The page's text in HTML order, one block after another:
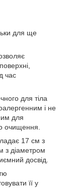
для ще
час
для тіла
і не
для
очищення.
17 см з
з діаметром
досвід.
її у